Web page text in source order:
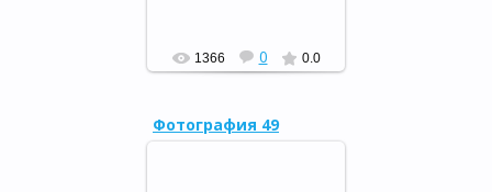
1366 0 0.0
Фотография 49